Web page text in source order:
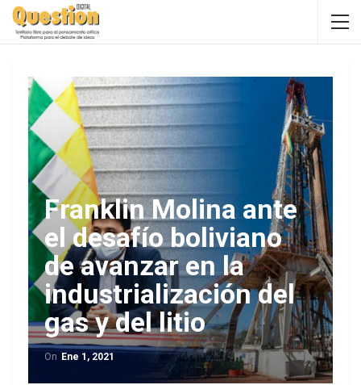
Franklin Molina ante
el desafío boliviano
de avanzar en la
industrialización del
gas y del litio
On Ene 1, 2021